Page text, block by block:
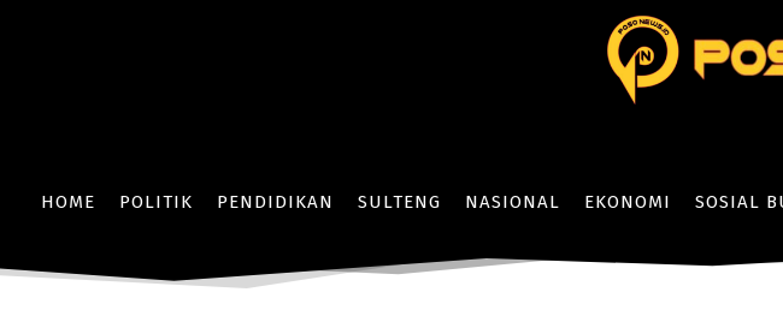
HOME POLITIK PENDIDIKAN SULTENG NASIONAL EKONOMI SOSIAL